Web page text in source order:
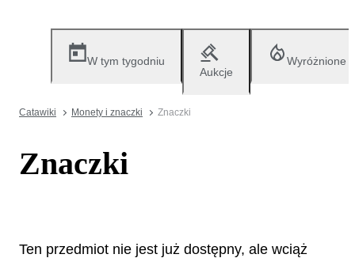
W tym tygodniu
Aukcje
Wyróżnione
Catawiki Monety i znaczki Znaczki
Znaczki
Ten przedmiot nie jest już dostępny, ale wciąż